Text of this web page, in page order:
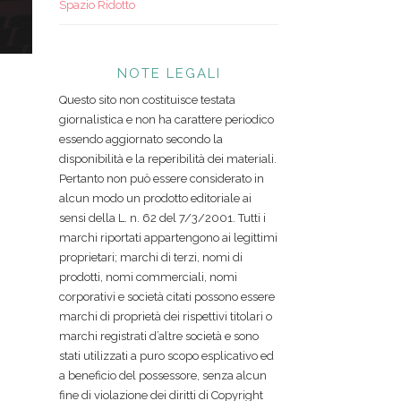
Spazio Ridotto
NOTE LEGALI
Questo sito non costituisce testata
giornalistica e non ha carattere periodico
essendo aggiornato secondo la
disponibilità e la reperibilità dei materiali.
Pertanto non può essere considerato in
alcun modo un prodotto editoriale ai
sensi della L. n. 62 del 7/3/2001. Tutti i
marchi riportati appartengono ai legittimi
proprietari; marchi di terzi, nomi di
prodotti, nomi commerciali, nomi
corporativi e società citati possono essere
marchi di proprietà dei rispettivi titolari o
marchi registrati d’altre società e sono
stati utilizzati a puro scopo esplicativo ed
a beneficio del possessore, senza alcun
fine di violazione dei diritti di Copyright